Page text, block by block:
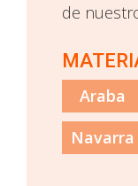
de
Araba
Navarra